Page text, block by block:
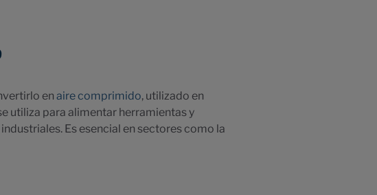
en aire comprimido, utilizado en
utiliza para alimentar herramientas y
Es esencial en sectores como la